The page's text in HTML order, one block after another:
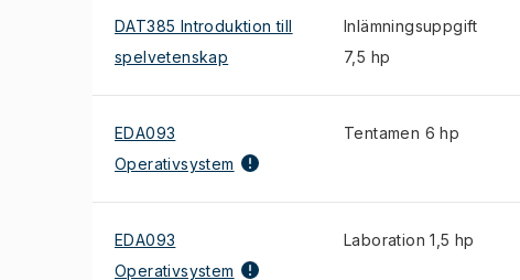
DAT385 Introduktion till
spelvetenskap
Inlämningsuppgift
7,5 hp
EDA093
Operativsystem
Tentamen 6 hp
EDA093
Operativsystem
Laboration 1,5 hp